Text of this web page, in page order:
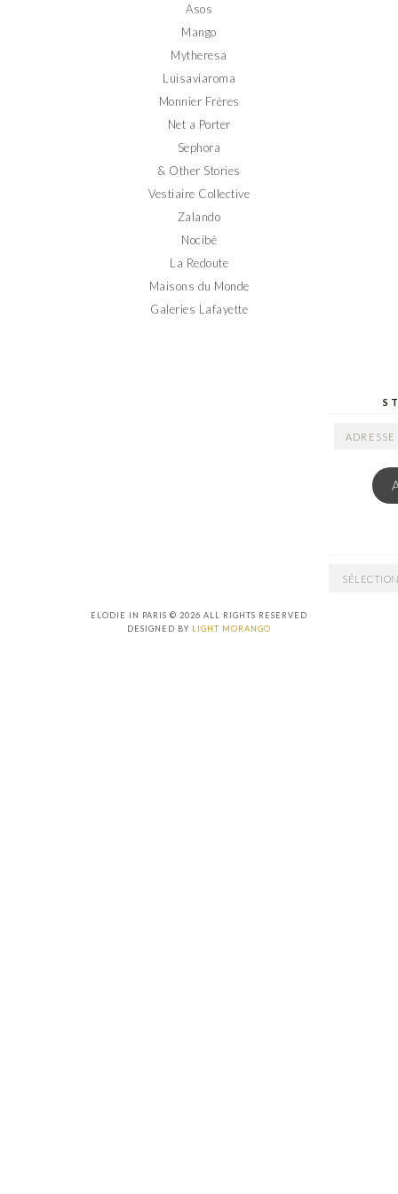
Asos
Mango
Mytheresa
Luisaviaroma
Monnier Frères
Net a Porter
Sephora
& Other Stories
Vestiaire Collective
Zalando
Nocibé
La Redoute
Maisons du Monde
Galeries Lafayette
ADRESSE
ARCHIVES
ELODIE IN PARIS © 2026 ALL RIGHTS RESERVED
DESIGNED BY LIGHT MORANGO